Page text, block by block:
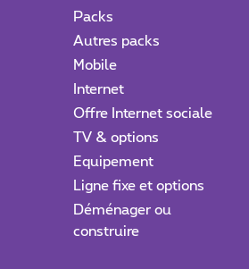
Packs
Autres packs
Mobile
Internet
Offre Internet sociale
TV & options
Equipement
Ligne fixe et options
Déménager ou
construire